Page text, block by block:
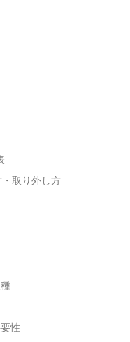
取り外し方
性